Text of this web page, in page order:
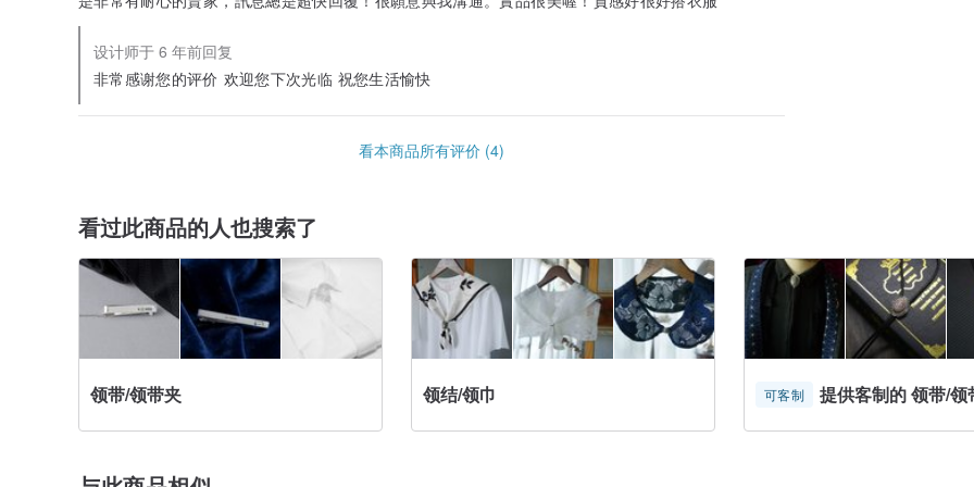
设计师于 6 年前回复
非常感谢您的评价 欢迎您下次光临 祝您生活愉快
看本商品所有评价 (4)
看过此商品的人也搜索了
领带/领带夹 领结/领巾 可客制 提供客制的 领带/领